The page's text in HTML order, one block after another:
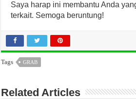
Saya harap ini membantu Anda
terkait. Semoga beruntung!
Tags GRAB
Related Articles